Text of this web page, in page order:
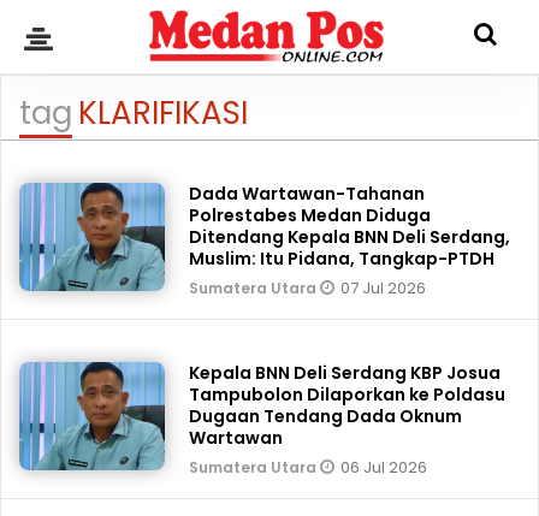
tag KLARIFIKASI
Dada Wartawan-Tahanan
Polrestabes Medan Diduga
Ditendang Kepala BNN Deli Serdang,
Muslim: Itu Pidana, Tangkap-PTDH
Sumatera Utara 07 Jul 2026
Kepala BNN Deli Serdang KBP Josua
Tampubolon Dilaporkan ke Poldasu
Dugaan Tendang Dada Oknum
Wartawan
Sumatera Utara 06 Jul 2026